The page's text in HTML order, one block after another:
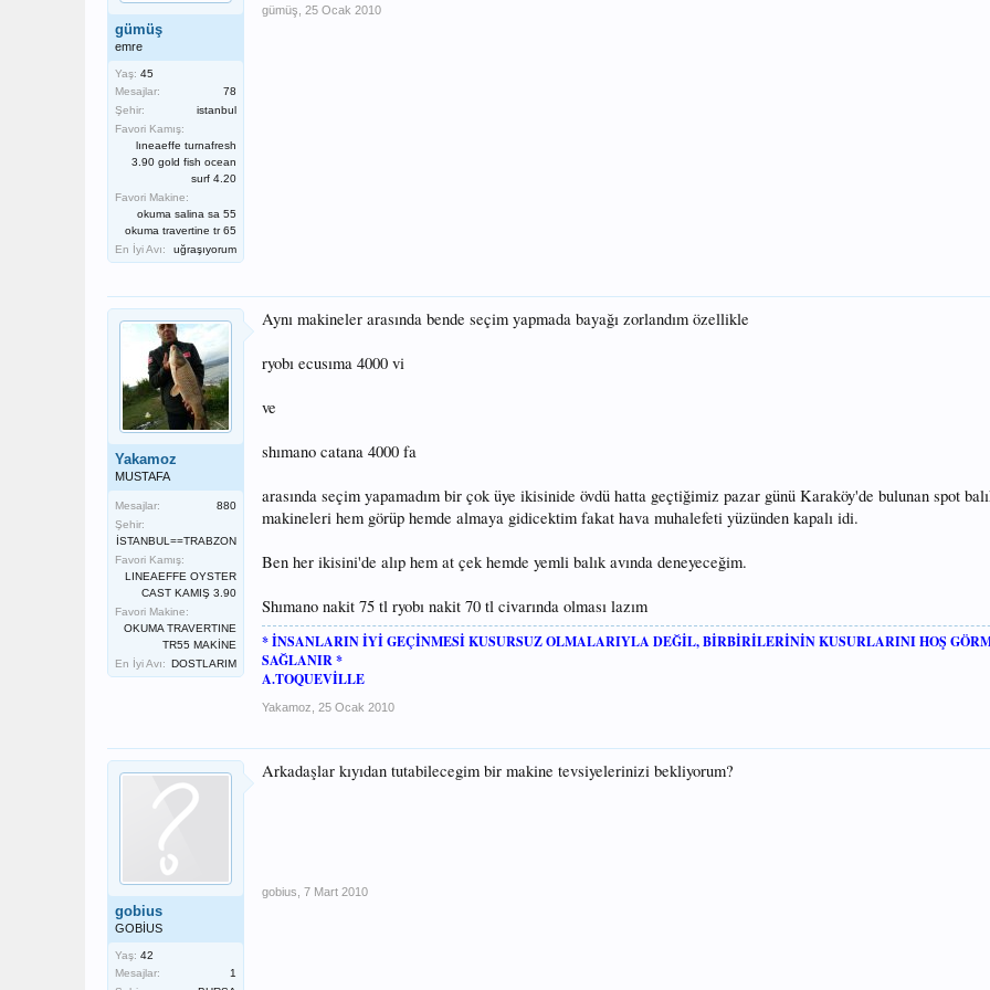
gümüş
emre
Yaş: 45
Mesajlar:
78
Şehir:
istanbul
Favori Kamış:
lıneaeffe turnafresh
3.90 gold fish ocean
surf 4.20
Favori Makine:
okuma salina sa 55
okuma travertine tr 65
En İyi Avı:
uğraşıyorum
gümüş 25 Ocak 2010
Yakamoz
MUSTAFA
Mesajlar:
880
Şehir:
İSTANBUL==TRABZON
Favori Kamış:
LINEAEFFE OYSTER
CAST KAMIŞ 3.90
Favori Makine:
OKUMA TRAVERTINE
TR55 MAKİNE
En İyi Avı: DOSTLARIM
Aynı makineler arasında bende seçim yapmada bayağı zorlandım özellikle
ryobı ecusıma 4000 vi
ve
shımano catana 4000 fa
arasında seçim yapamadım bir çok üye ikisinide övdü hatta geçtiğimiz pazar günü Karaköy'de bulunan spot
makineleri hem görüp hemde almaya gidicektim fakat hava muhalefeti yüzünden kapalı idi.
Ben her ikisini'de alıp hem at çek hemde yemli balık avında deneyeceğim.
Shımano nakit 75 tl ryobı nakit 70 tl civarında olması lazım
* İNSANLARIN İYİ GEÇİNMESİ KUSURSUZ OLMALARIYLA DEĞİL, BİRBİRİLERİNİN KUSURLARINI HOŞ
SAĞLANIR *
A.TOQUEVİLLE
Yakamoz 25 Ocak 2010
gobius
GOBİUS
Yaş: 42
Mesajlar:
1
Arkadaşlar kıyıdan tutabilecegim bir makine tevsiyelerinizi bekliyorum?
gobius 7 Mart 2010